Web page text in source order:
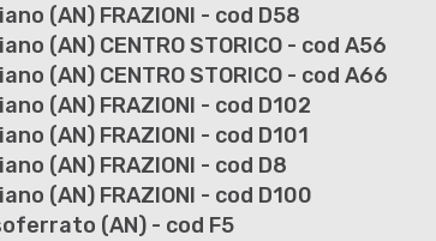
(AN) FRAZIONI - cod D58
(AN) CENTRO STORICO - cod A56
(AN) CENTRO STORICO - cod A66
(AN) FRAZIONI - cod D102
(AN) FRAZIONI - cod D101
(AN) FRAZIONI - cod D8
(AN) FRAZIONI - cod D100
(AN) - cod F5